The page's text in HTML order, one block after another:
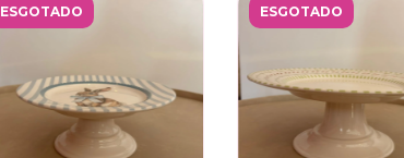
ESGOTADO ESGOTADO